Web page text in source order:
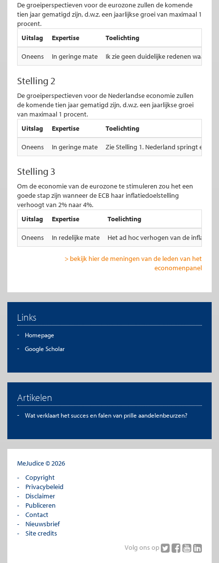
De groeiperspectieven voor de eurozone zullen de komende
tien jaar gematigd zijn, d.w.z. een jaarlijkse groei van maximaal 1
procent.
Uitslag
Expertise Toelichting
Oneens In geringe mate Ik zie geen duidelijke redenen
Stelling 2
De groeiperspectieven voor de Nederlandse economie zullen
de komende tien jaar gematigd zijn, d.w.z. een jaarlijkse groei
van maximaal 1 procent.
Uitslag
Expertise Toelichting
Oneens In geringe mate Zie Stelling 1. Nederland springt er
Stelling 3
Om de economie van de eurozone te stimuleren zou het een
goede stap zijn wanneer de ECB haar inflatiedoelstelling
verhoogt van 2% naar 4%.
Uitslag
Expertise Toelichting
Oneens In redelijke mate Het ad hoc verhogen van de
> bekijk hier de meningen van de leden van het
economenpanel
Links
Homepage
Google Scholar
Artikelen
Wat verklaart het succes en falen van prille aandelenbeurzen?
MeJudice © 2026
Copyright
Privacybeleid
Disclaimer
Publiceren
Contact
Nieuwsbrief
Site credits
Volg ons op